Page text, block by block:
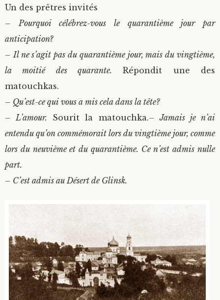
Un des prêtres invités
– Pourquoi célébrez-vous le quarantième jour par
anticipation?
– Il ne s’agit pas du quarantième jour, mais du vingtième,
la moitié des quarante. Répondit une des
matouchkas.
– Qu’est-ce qui vous a mis cela dans la tête?
– L’amour.
Sourit la matouchka.– Jamais je n’ai
entendu qu’on commémorait lors du vingtième jour, comme
lors du neuvième et du quarantième. Ce n’est admis nulle
part.
– C’est admis au Désert de Glinsk.